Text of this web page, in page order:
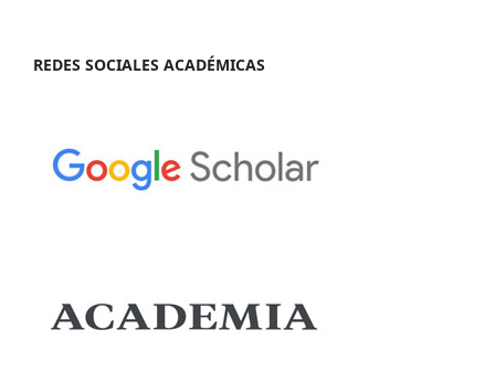
REDES SOCIALES ACADÉMICAS